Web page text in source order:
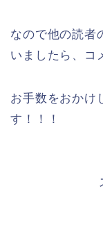
なので他の読者
いましたら、コ
お手数をおかけ
す！！！